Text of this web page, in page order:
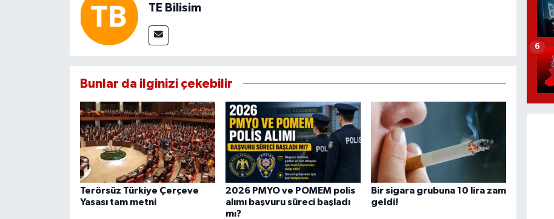
TE Bilisim
Bunlar da ilginizi çekebilir
Terörsüz Türkiye Çerçeve
Yasası tam metni
2026 PMYO ve POMEM polis
alımı başvuru süreci başladı
mı?
Bir sigara grubuna 10 lira zam
geldi!
6